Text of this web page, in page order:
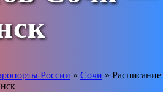
России » Сочи » Расписание